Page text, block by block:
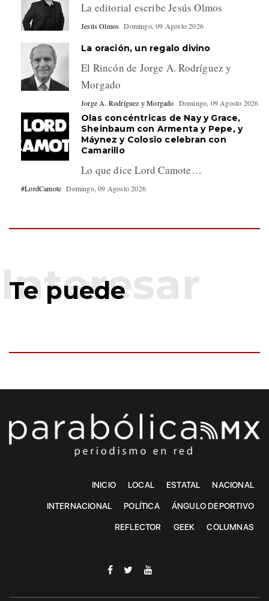
La editorial escribe Jesús Olmos
Jesús Olmos Domingo, 09 Agosto 2026
La oración, un regalo divino
El Rincón de Jorge A. Rodríguez y
Morgado
Jorge A. Rodríguez y Morgado Domingo, 09 Agosto 2026
Olas concéntricas de Nay y Grace,
Sheinbaum con Armenta y Pepe, y
Máynez y Colosio celebran con
Camarillo
Lo que dice Lord Camote…
#LordCamote Domingo, 09 Agosto 2026
Te puede
INICIO LOCAL ESTATAL NACIONAL
INTERNACIONAL POLÍTICA ÁNGULO DEPORTIVO
REFLECTOR GEEK COLUMNAS